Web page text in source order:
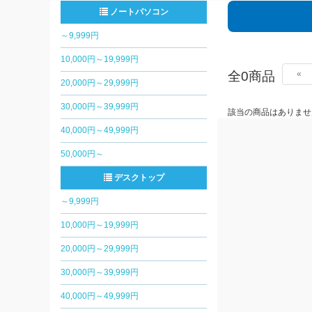
ノートパソコン
～9,999円
10,000円～19,999円
20,000円～29,999円
30,000円～39,999円
40,000円～49,999円
50,000円～
デスクトップ
～9,999円
10,000円～19,999円
20,000円～29,999円
30,000円～39,999円
40,000円～49,999円
全0商品 «
該当の商品はありませ